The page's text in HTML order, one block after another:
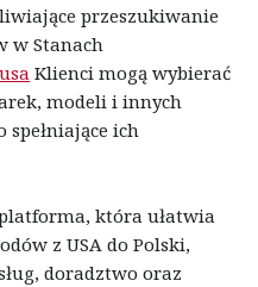
przeszukiwanie
w Stanach
Klienci mogą wybierać
modeli i innych
ich
która ułatwia
z USA do Polski,
doradztwo oraz